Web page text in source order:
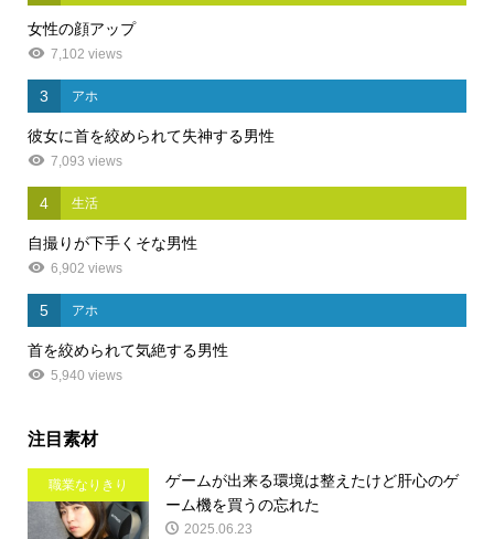
女性の顔アップ
7,102 views
3 アホ
彼女に首を絞められて失神する男性
7,093 views
4 生活
自撮りが下手くそな男性
6,902 views
5 アホ
首を絞められて気絶する男性
5,940 views
注目素材
職業なりきり
ゲームが出来る環境は整えたけど肝心のゲ
ーム機を買うの忘れた
2025.06.23